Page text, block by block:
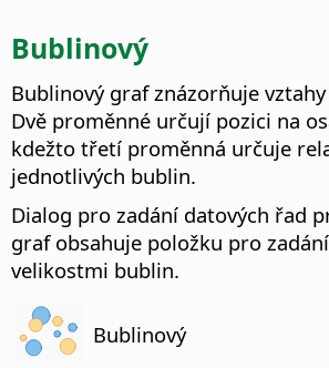
Bublinový
Bublinový graf znázorňuje
Dvě proměnné určují pozici na
kdežto třetí proměnná určuje
jednotlivých bublin.
Dialog pro zadání datových řad
graf obsahuje položku pro
velikostmi bublin.
Bublinový